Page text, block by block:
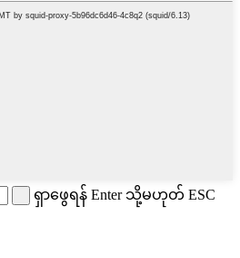
ရှာဖွေရန် Enter သို့မဟုတ် ESC